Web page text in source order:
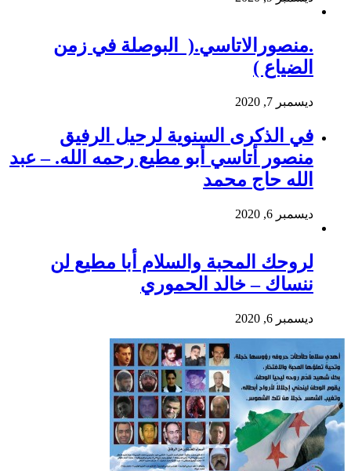
.منصورالاتاسي.( البوصلة في زمن
الضياع )
ديسمبر 7, 2020
في الذكرى السنوية لرحيل الرفيق
منصور أتاسي أبو مطيع رحمه الله. – عبد
الله حاج محمد
ديسمبر 6, 2020
لروحك المحبة والسلام أبا مطيع لن
ننساك – خالد الحموري
ديسمبر 6, 2020